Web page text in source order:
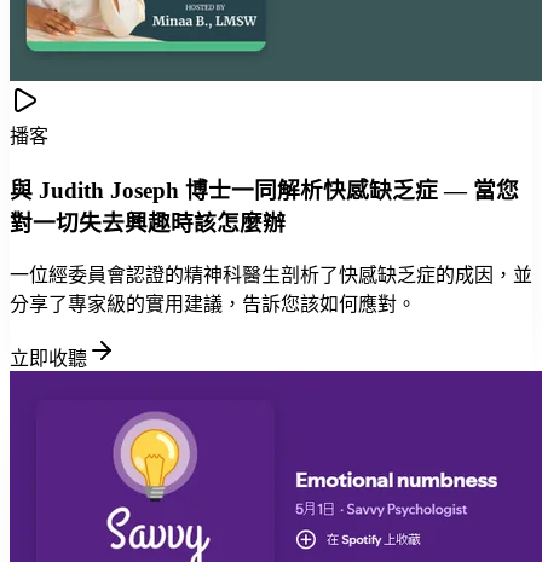
播客
與 Judith Joseph 博士一同解析快感缺乏症 — 當您
對一切失去興趣時該怎麼辦
一位經委員會認證的精神科醫生剖析了快感缺乏症的成因，並
分享了專家級的實用建議，告訴您該如何應對。
立即收聽